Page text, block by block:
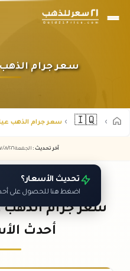
سعر جرام الذهب عيار ٢٤
🇮🇶 سعر جرام الذهب عيار 24 في
آخر تحديث : الجمعة ٠٧ /٠٨/٢٠٢٦ -
تحديث الأسعار؟
اضغط هنا للحصول على
أحدث